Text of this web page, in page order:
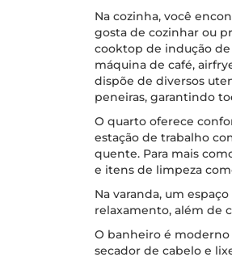
Na cozinha, você
gosta de cozinhar ou
cooktop de indução de
máquina de café,
dispõe de diversos
peneiras, garantindo
O quarto oferece
estação de trabalho
quente. Para mais
e itens de limpeza
Na varanda, um
relaxamento, além de
O banheiro é
secador de cabelo e